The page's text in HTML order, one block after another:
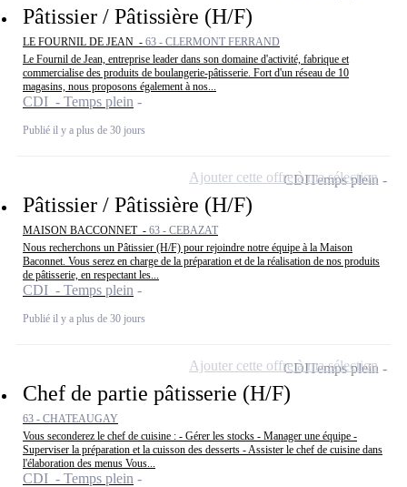
Pâtissier / Pâtissière (H/F)
LE FOURNIL DE JEAN - 63 - CLERMONT FERRAND
Le Fournil de Jean, entreprise leader dans son domaine d'activité, fabrique et
commercialise des produits de boulangerie-pâtisserie. Fort d'un réseau de 10
magasins, nous proposons également à nos...
CDI - Temps plein
Publié il y a plus de 30 jours
Pâtissier / Pâtissière (H/F)
MAISON BACCONNET - 63 - CEBAZAT
Nous recherchons un Pâtissier (H/F) pour rejoindre notre équipe à la Maison
Baconnet. Vous serez en charge de la préparation et de la réalisation de nos produits
de pâtisserie, en respectant les...
CDI - Temps plein
Publié il y a plus de 30 jours
CDITemps plein
Ajouter cette offre à ma sélection
Chef de partie pâtisserie (H/F)
63 - CHATEAUGAY
Vous seconderez le chef de cuisine : - Gérer les stocks - Manager une équipe -
Superviser la préparation et la cuisson des desserts - Assister le chef de cuisine dans
l'élaboration des menus Vous...
CDI - Temps plein
CDITemps plein
Ajouter cette offre à ma sélection